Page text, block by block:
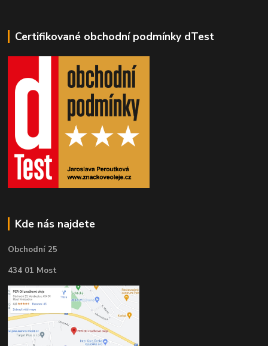
Certifikované obchodní podmínky dTest
Kde nás najdete
Obchodní 25
434 01 Most